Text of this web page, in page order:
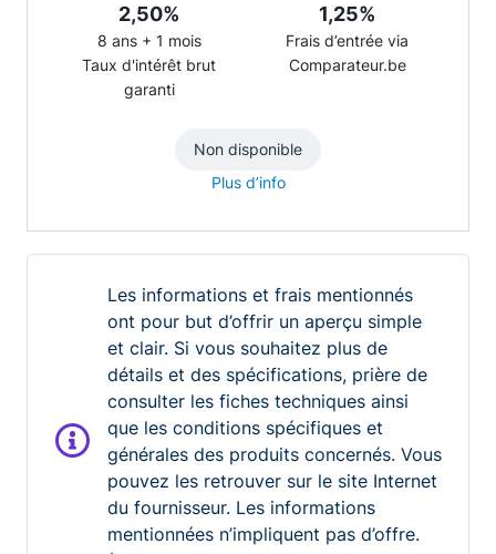
2,50%
8 ans + 1 mois
Taux d'intérêt brut
garanti
1,25%
Frais d’entrée via
Comparateur.be
Non disponible
Plus d’info
Les informations et frais mentionnés
ont pour but d’offrir un aperçu simple
et clair. Si vous souhaitez plus de
détails et des spécifications, prière de
consulter les fiches techniques ainsi
que les conditions spécifiques et
générales des produits concernés. Vous
pouvez les retrouver sur le site Internet
du fournisseur. Les informations
mentionnées n’impliquent pas d’offre.